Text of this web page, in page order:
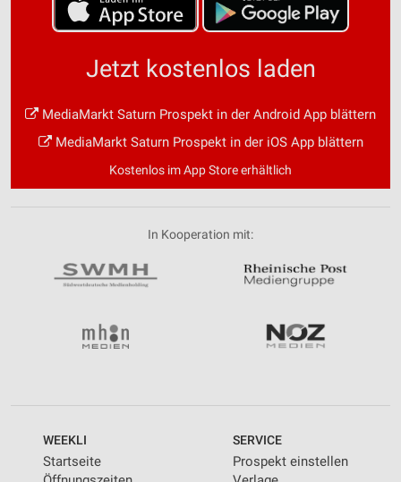
Jetzt kostenlos laden
MediaMarkt Saturn Prospekt in der Android App blättern
MediaMarkt Saturn Prospekt in der iOS App blättern
Kostenlos im App Store erhältlich
In Kooperation mit:
WEEKLI
Startseite
SERVICE
Prospekt einstellen